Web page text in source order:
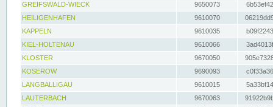
GREIFSWALD-WIECK
9650073
HEILIGENHAFEN
9610070
KAPPELN
9610035
KIEL-HOLTENAU
9610066
KLOSTER
9670050
KOSEROW
9690093
LANGBALLIGAU
9610015
LAUTERBACH
9670063